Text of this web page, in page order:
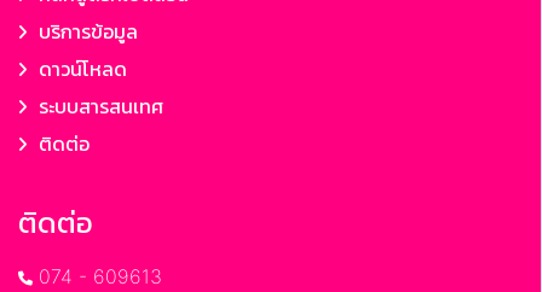
บริการข้อมูล
ดาวน์โหลด
ระบบสารสนเทศ
ติดต่อ
ติดต่อ
074 - 609613